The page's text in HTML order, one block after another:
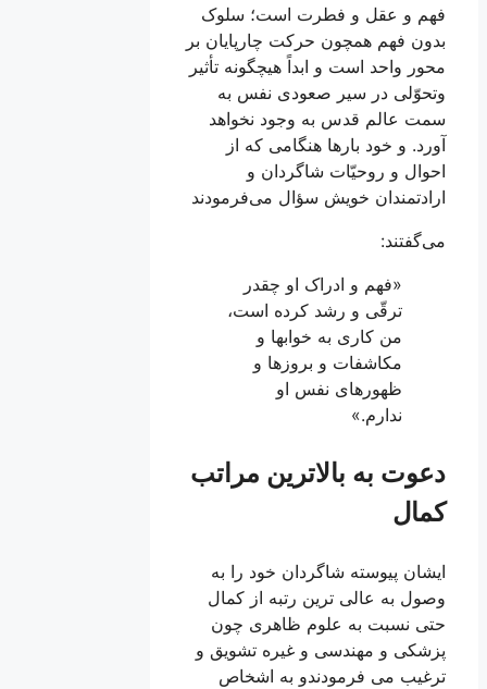
فهم و عقل و فطرت است؛ سلوک
بدون فهم همچون حركت چارپايان بر
محور واحد است و ابداً هيچ‏گونه تأثير
وتحوّلى در سير صعودى نفس به
سمت عالم قدس به وجود نخواهد
آورد. و خود بارها هنگامى كه از
احوال و روحيّات شاگردان و
ارادتمندان خويش سؤال می‌فرمودند
می‌گفتند:
«فهم و ادراک او چقدر
ترقّى و رشد كرده است،
من كارى به خواب‏ها و
مكاشفات و بروزها و
ظهورهاى نفس او
ندارم.»
دعوت به بالاترین مراتب
کمال
ایشان پيوسته شاگردان خود را به
وصول به عالی ترين رتبه از كمال
حتى نسبت به علوم ظاهرى چون
پزشكى و مهندسى و غيره تشويق و
ترغيب می ‏فرمودندو به اشخاص